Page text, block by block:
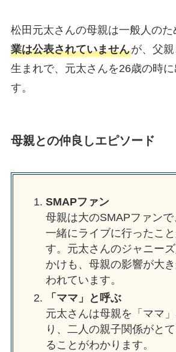
松田元太さんの母親は一般人のた
業は公表されていませんが、父
生まれで、元太さんを26歳の時に
す。
母親との仲良しエピソード
SMAPファン
母親は大のSMAPファンで
一緒にライブに行ったこ
す。元太さんのジャニー
かけも、母親の影響が大
われています。
「ママ」と呼ぶ
元太さんは母親を「ママ
り、二人の親子関係がと
ることがわかります。